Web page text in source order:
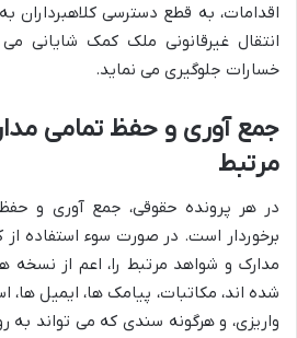
اقدامات، به قطع دسترسی کلاهبرداران
انتقال غیرقانونی ملک کمک شایانی
خسارات جلوگیری می نماید.
جمع آوری و حفظ تمامی
مرتبط
در هر پرونده حقوقی، جمع آوری و
برخوردار است. در صورت سوء استفاده از
مدارک و شواهد مرتبط را، اعم از نسخه
شده اند، مکاتبات، پیامک ها، ایمیل
واریزی، و هرگونه سندی که می تواند